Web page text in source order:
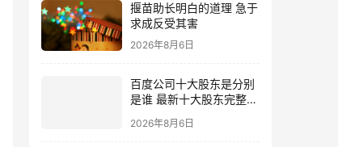
揠苗助长明白的道理 急于
求成反受其害
2026年8月6日
百度公司十大股东是分别
是谁 最新十大股东完整名
2026年8月6日